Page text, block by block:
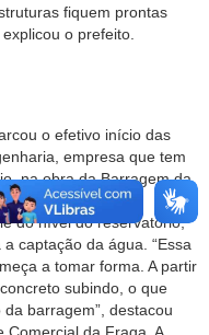
fiquem prontas
o prefeito.
o efetivo início das
empresa que tem
na obra da Barragem da
da execução do
do nível do reservatório,
captação da água. “Essa
a tomar forma. A partir
subindo, o que
barragem”, destacou